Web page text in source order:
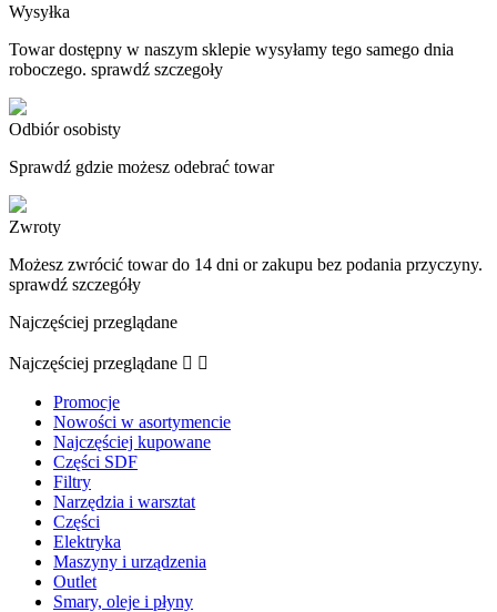
Wysyłka
Towar dostępny w naszym sklepie wysyłamy tego samego dnia
roboczego. sprawdź szczegoły
Odbiór osobisty
Sprawdź gdzie możesz odebrać towar
Zwroty
Możesz zwrócić towar do 14 dni or zakupu bez podania przyczyny.
sprawdź szczegóły
Najczęściej przeglądane
Najczęściej przeglądane  
Promocje
Nowości w asortymencie
Najczęściej kupowane
Części SDF
Filtry
Narzędzia i warsztat
Części
Elektryka
Maszyny i urządzenia
Outlet
Smary, oleje i płyny